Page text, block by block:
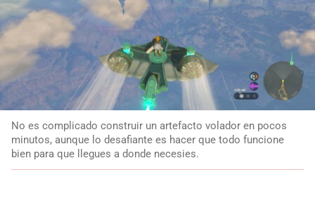
No es complicado construir un artefacto volador en pocos
minutos, aunque lo desafiante es hacer que todo funcione
bien para que llegues a donde necesies.